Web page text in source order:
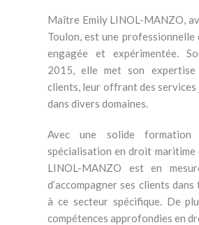
Maître Emily LINOL-MANZO,
Toulon, est une professionnelle
engagée et expérimentée.
2015, elle met son
clients, leur offrant des services
dans divers domaines.
Avec une solide
spécialisation en droit
LINOL-MANZO est en
d’accompagner ses clients
à ce secteur spécifique. De
compétences approfondies en